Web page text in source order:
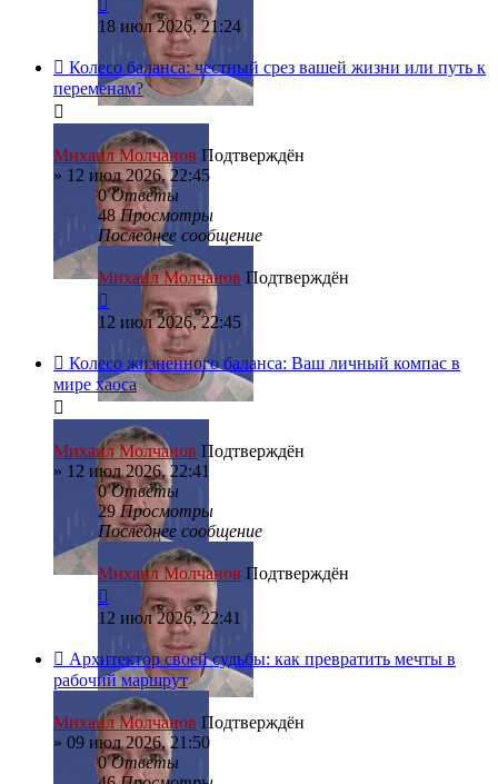
18 июл 2026, 21:24
Колесо баланса: честный срез вашей жизни или путь к
переменам?
Михаил Молчанов Подтверждён
» 12 июл 2026, 22:45
0Ответы
48Просмотры
Последнее сообщение
Михаил Молчанов Подтверждён
12 июл 2026, 22:45
Колесо жизненного баланса: Ваш личный компас в
мире хаоса
Михаил Молчанов Подтверждён
» 12 июл 2026, 22:41
0Ответы
29Просмотры
Последнее сообщение
Михаил Молчанов Подтверждён
12 июл 2026, 22:41
Архитектор своей судьбы: как превратить мечты в
рабочий маршрут
Михаил Молчанов Подтверждён
» 09 июл 2026, 21:50
0Ответы